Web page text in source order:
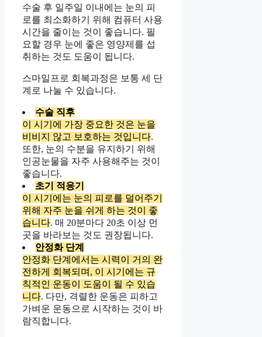
수술 후 일주일 이내에는 눈의 피
로를 최소화하기 위해 컴퓨터 사용
시간을 줄이는 것이 좋습니다. 필
요할 경우 눈에 좋은 영양제를 섭
취하는 것도 도움이 됩니다.
스마일프로 회복과정은 보통 세 단
계로 나눌 수 있습니다.
수술 직후
이 시기에 가장 중요한 것은 눈을
비비지 않고 보호하는 것입니다.
또한, 눈의 수분을 유지하기 위해
인공눈물을 자주 사용해주는 것이
좋습니다.
초기 적응기
이 시기에는 눈의 피로를 덜어주기
위해 자주 눈을 쉬게 하는 것이 좋
습니다. 매 20분마다 20초 이상 먼
곳을 바라보는 것도 권장됩니다.
안정화 단계
안정화 단계에서는 시력이 거의 완
전하게 회복되며, 이 시기에는 규
칙적인 운동이 도움이 될 수 있습
니다. 다만, 격렬한 운동은 피하고
가벼운 운동으로 시작하는 것이 바
람직합니다.